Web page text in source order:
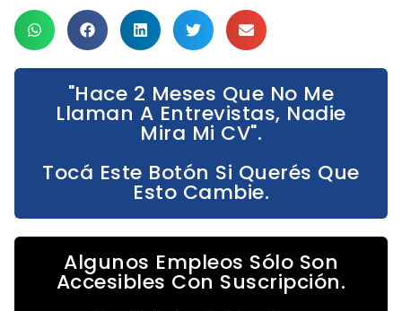
"Hace 2 Meses Que No Me
Llaman A Entrevistas, Nadie
Mira Mi CV".
Tocá Este Botón Si Querés Que
Esto Cambie.
Algunos Empleos Sólo Son
Accesibles Con Suscripción.